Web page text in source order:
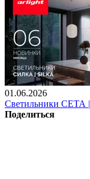
01.06.2026
Светильники СЕТА
Поделиться